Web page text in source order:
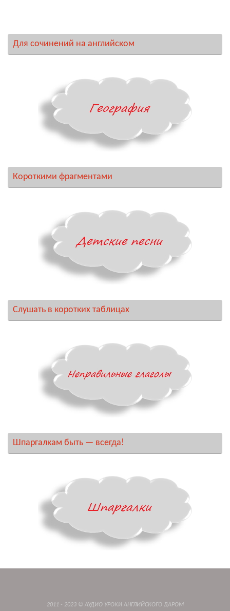
Для сочинений на английском
Короткими фрагментами
Слушать в коротких таблицах
Шпаргалкам быть — всегда!
2011 - 2023 © АУДИО УРОКИ АНГЛИЙСКОГО ДАРОМ